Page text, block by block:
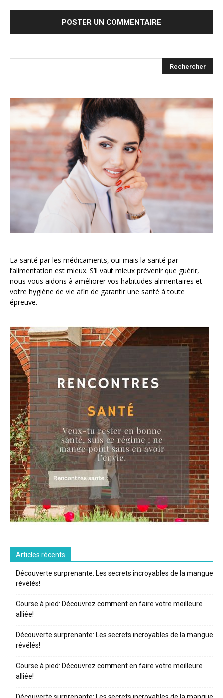
La santé par les médicaments, oui mais la santé par
l’alimentation est mieux. S’il vaut mieux prévenir que guérir,
nous vous aidons à améliorer vos habitudes alimentaires et
votre hygiène de vie afin de garantir une santé à toute
épreuve.
Articles récents
Découverte surprenante: Les secrets incroyables de la mangue
révélés!
Course à pied: Découvrez comment en faire votre meilleure
alliée!
Découverte surprenante: Les secrets incroyables de la mangue
révélés!
Course à pied: Découvrez comment en faire votre meilleure
alliée!
Découverte surprenante: Les secrets incroyables de la mangue